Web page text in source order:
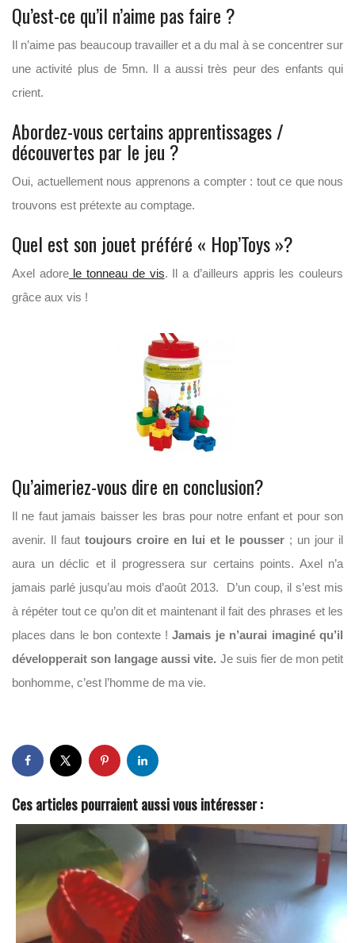
Qu’est-ce qu’il n’aime pas faire ?
Il n’aime pas beaucoup travailler et a du mal à se concentrer sur
une activité plus de 5mn. Il a aussi très peur des enfants qui
crient.
Abordez-vous certains apprentissages /
découvertes par le jeu ?
Oui, actuellement nous apprenons a compter : tout ce que nous
trouvons est prétexte au comptage.
Quel est son jouet préféré « Hop’Toys »?
Axel adorele tonneau de vis. Il a d’ailleurs appris les couleurs
grâce aux vis !
Qu’aimeriez-vous dire en conclusion?
Il ne faut jamais baisser les bras pour notre enfant et pour son
avenir. Il faut toujours croire en lui et le pousser ; un jour il
aura un déclic et il progressera sur certains points. Axel n’a
jamais parlé jusqu’au mois d’août 2013. D’un coup, il s’est mis
à répéter tout ce qu’on dit et maintenant il fait des phrases et les
places dans le bon contexte !Jamais je n’aurai imaginé qu’il
développerait son langage aussi vite. Je suis fier de mon petit
bonhomme, c’est l’homme de ma vie.
Ces articles pourraient aussi vous intéresser :